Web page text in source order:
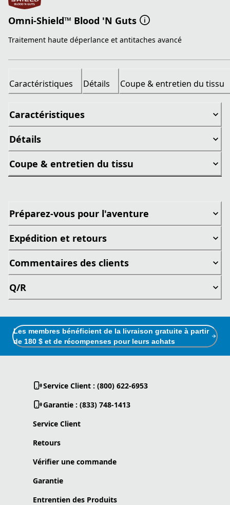
Omni-Shield™ Blood 'N Guts
Traitement haute déperlance et antitaches avancé
Caractéristiques Détails Coupe & entretien du tissu
Caractéristiques
Détails
Coupe & entretien du tissu
Préparez-vous pour l'aventure
Expédition et retours
Commentaires des clients
Q/R
Les membres bénéficient de la livraison gratuite à partir
de 180 $ et de récompenses pour leurs achats
Service Client : (800) 622-6953
Garantie : (833) 748-1413
Service Client
Retours
Vérifier une commande
Garantie
Entrentien des Produits